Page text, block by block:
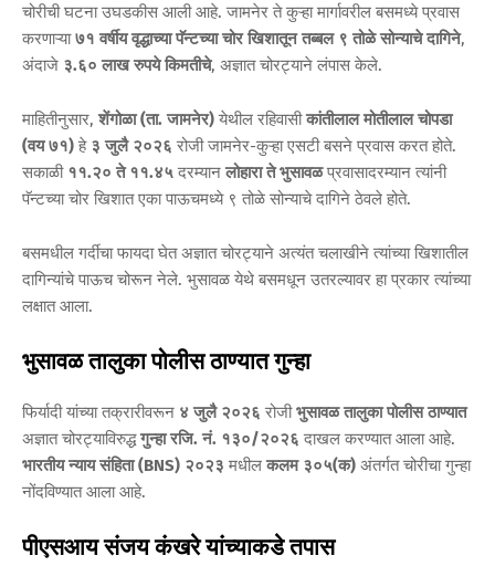
चोरीची घटना उघडकीस आली आहे. जामनेर ते कुऱ्हा मार्गावरील बसमध्ये प्रवास
करणाऱ्या७१ वर्षीय वृद्धाच्या पॅन्टच्या चोर खिशातून तब्बल ९ तोळे सोन्याचे दागिने,
अंदाजे ३.६० लाख रुपये किमतीचे, अज्ञात चोरट्याने लंपास केले.
माहितीनुसार, शेंगोळा (ता. जामनेर) येथील रहिवासीकांतीलाल मोतीलाल चोपडा
(वय ७१) हे ३ जुलै २०२६ रोजी जामनेर-कुऱ्हा एसटी बसने प्रवास करत होते.
सकाळी ११.२० ते ११.४५ दरम्यान लोहारा ते भुसावळप्रवासादरम्यान त्यांनी
पॅन्टच्या चोर खिशात एका पाऊचमध्ये ९ तोळे सोन्याचे दागिने ठेवले होते.
बसमधील गर्दीचा फायदा घेत अज्ञात चोरट्याने अत्यंत चलाखीने त्यांच्या खिशातील
दागिन्यांचे पाऊच चोरून नेले. भुसावळ येथे बसमधून उतरल्यावर हा प्रकार त्यांच्या
लक्षात आला.
भुसावळ तालुका पोलीस ठाण्यात गुन्हा
फिर्यादी यांच्या तक्रारीवरून ४ जुलै २०२६ रोजीभुसावळ तालुका पोलीस ठाण्यात
अज्ञात चोरट्याविरुद्धगुन्हा रजि. नं. १३०/२०२६ दाखल करण्यात आला आहे.
भारतीय न्याय संहिता (BNS) २०२३ मधील कलम ३०५(क) अंतर्गत चोरीचा गुन्हा
नोंदविण्यात आला आहे.
पीएसआय संजय कंखरे यांच्याकडे तपास